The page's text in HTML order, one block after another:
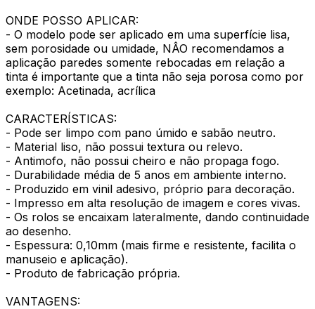
ONDE POSSO APLICAR:
- O modelo pode ser aplicado em uma superfície lisa,
sem porosidade ou umidade, NÂO recomendamos a
aplicação paredes somente rebocadas em relação a
tinta é importante que a tinta não seja porosa como por
exemplo: Acetinada, acrílica
CARACTERÍSTICAS:
- Pode ser limpo com pano úmido e sabão neutro.
- Material liso, não possui textura ou relevo.
- Antimofo, não possui cheiro e não propaga fogo.
- Durabilidade média de 5 anos em ambiente interno.
- Produzido em vinil adesivo, próprio para decoração.
- Impresso em alta resolução de imagem e cores vivas.
- Os rolos se encaixam lateralmente, dando continuidade
ao desenho.
- Espessura: 0,10mm (mais firme e resistente, facilita o
manuseio e aplicação).
- Produto de fabricação própria.
VANTAGENS: